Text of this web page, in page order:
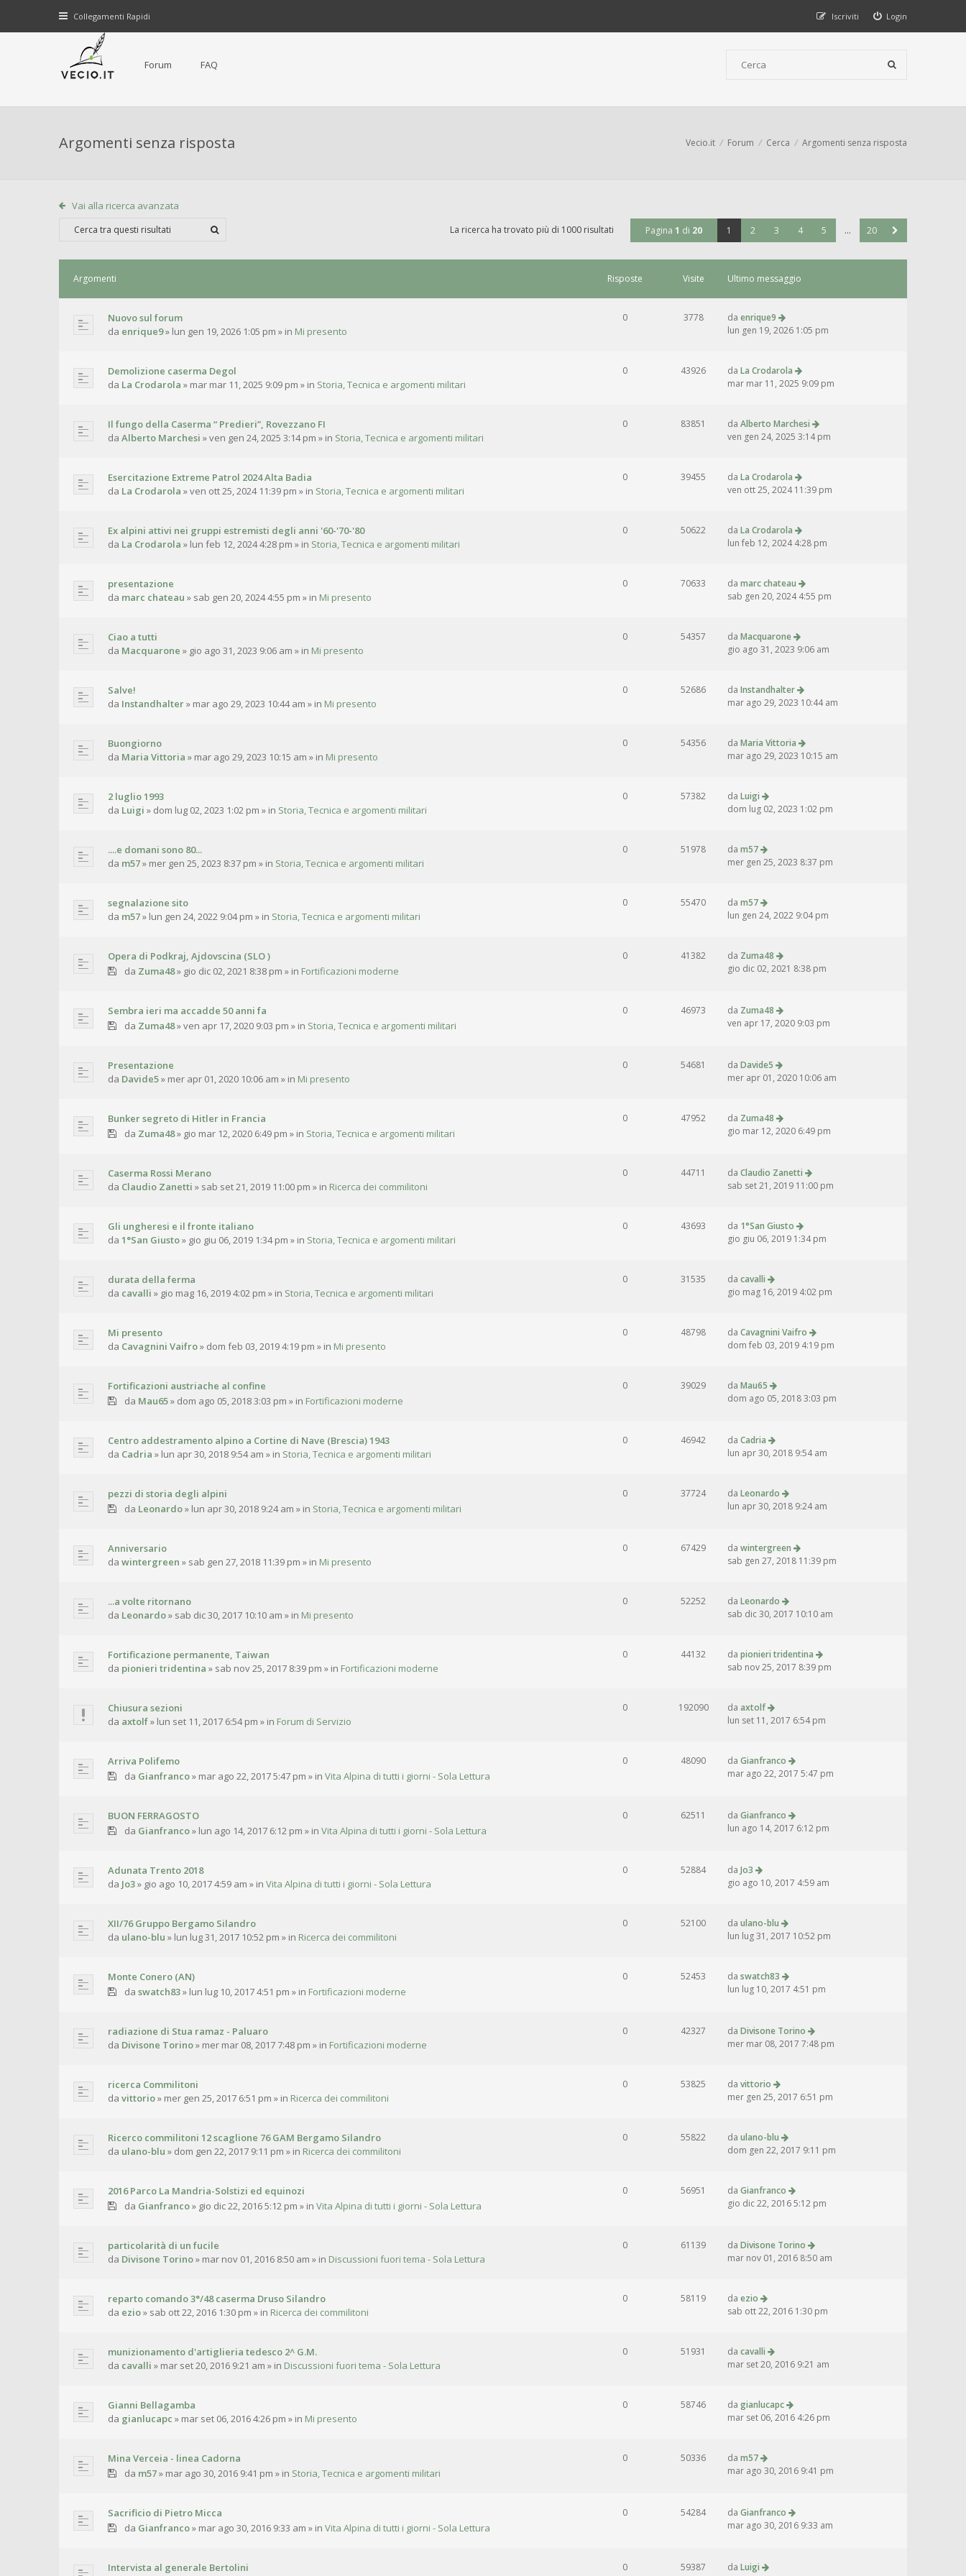
Collegamenti Rapidi Login
Iscriviti
Forum FAQ
Argomenti senza risposta Vecio.it Forum Cerca Argomenti senza risposta
Vai alla ricerca avanzata
La ricerca ha trovato più di 1000 risultati Pagina 1 di 20 1 2 3 4 5 … 20
Argomenti Risposte Visite Ultimo messaggio
Nuovo sul forum
da enrique9» lun gen 19, 2026 1:05 pm » in Mi presento
0 3778 da enrique9
lun gen 19, 2026 1:05 pm
Demolizione caserma Degol
da La Crodarola » mar mar 11, 2025 9:09 pm » in Storia, Tecnica e argomenti militari
0 43926 da La Crodarola
mar mar 11, 2025 9:09 pm
Il fungo della Caserma “ Predieri”, Rovezzano FI
da Alberto Marchesi »ven gen 24, 2025 3:14 pm » in Storia, Tecnica e argomenti militari
0 83851 da Alberto Marchesi
ven gen 24, 2025 3:14 pm
Esercitazione Extreme Patrol 2024 Alta Badia
da La Crodarola »ven ott 25, 2024 11:39 pm » in Storia, Tecnica e argomenti militari
0 39455 da La Crodarola
ven ott 25, 2024 11:39 pm
Ex alpini attivi nei gruppi estremisti degli anni '60-'70-'80
da La Crodarola » lun feb 12, 2024 4:28 pm » in Storia, Tecnica e argomenti militari
0 50622 da La Crodarola
lun feb 12, 2024 4:28 pm
presentazione
da marc chateau » sab gen 20, 2024 4:55 pm » in Mi presento
0 70633 da marc chateau
sab gen 20, 2024 4:55 pm
Ciao a tutti
da Macquarone » gio ago 31, 2023 9:06 am » in Mi presento
0 54357 da Macquarone
gio ago 31, 2023 9:06 am
Salve!
da Instandhalter» mar ago 29, 2023 10:44 am » in Mi presento
0 52686 da Instandhalter
mar ago 29, 2023 10:44 am
Buongiorno
da Maria Vittoria » mar ago 29, 2023 10:15 am » in Mi presento
0 54356 da Maria Vittoria
mar ago 29, 2023 10:15 am
2 luglio 1993
da Luigi » dom lug 02, 2023 1:02 pm » in Storia, Tecnica e argomenti militari
0 57382 da Luigi
dom lug 02, 2023 1:02 pm
....e domani sono 80...
da m57» mer gen 25, 2023 8:37 pm » in Storia, Tecnica e argomenti militari
0 51978 da m57
mer gen 25, 2023 8:37 pm
segnalazione sito
da m57» lun gen 24, 2022 9:04 pm » in Storia, Tecnica e argomenti militari
0 55470 da m57
lun gen 24, 2022 9:04 pm
Opera di Podkraj, Ajdovscina (SLO )
da Zuma48» gio dic 02, 2021 8:38 pm » in Fortificazioni moderne
0 41382 da Zuma48
gio dic 02, 2021 8:38 pm
Sembra ieri ma accadde 50 anni fa
da Zuma48»ven apr 17, 2020 9:03 pm » in Storia, Tecnica e argomenti militari
0 46973 da Zuma48
ven apr 17, 2020 9:03 pm
Presentazione
da Davide5» mer apr 01, 2020 10:06 am » in Mi presento
0 54681 da Davide5
mer apr 01, 2020 10:06 am
Bunker segreto di Hitler in Francia
da Zuma48» gio mar 12, 2020 6:49 pm » in Storia, Tecnica e argomenti militari
0 47952 da Zuma48
gio mar 12, 2020 6:49 pm
Caserma Rossi Merano
da Claudio Zanetti » sab set 21, 2019 11:00 pm » in Ricerca dei commilitoni
0 44711 da Claudio Zanetti
sab set 21, 2019 11:00 pm
Gli ungheresi e il fronte italiano
da 1°San Giusto» gio giu 06, 2019 1:34 pm » in Storia, Tecnica e argomenti militari
0 43693 da 1°San Giusto
gio giu 06, 2019 1:34 pm
durata della ferma
da cavalli » gio mag 16, 2019 4:02 pm » in Storia, Tecnica e argomenti militari
0 31535 da cavalli
gio mag 16, 2019 4:02 pm
Mi presento
da Cavagnini Vaifro» dom feb 03, 2019 4:19 pm » in Mi presento
0 48798 da Cavagnini Vaifro
dom feb 03, 2019 4:19 pm
Fortificazioni austriache al confine
da Mau65» dom ago 05, 2018 3:03 pm » in Fortificazioni moderne
0 39029 da Mau65
dom ago 05, 2018 3:03 pm
Centro addestramento alpino a Cortine di Nave (Brescia) 1943
da Cadria » lun apr 30, 2018 9:54 am » in Storia, Tecnica e argomenti militari
0 46942 da Cadria
lun apr 30, 2018 9:54 am
pezzi di storia degli alpini
da Leonardo» lun apr 30, 2018 9:24 am » in Storia, Tecnica e argomenti militari
0 37724 da Leonardo
lun apr 30, 2018 9:24 am
Anniversario
da wintergreen » sab gen 27, 2018 11:39 pm » in Mi presento
0 67429 da wintergreen
sab gen 27, 2018 11:39 pm
...a volte ritornano
da Leonardo» sab dic 30, 2017 10:10 am » in Mi presento
0 52252 da Leonardo
sab dic 30, 2017 10:10 am
Fortificazione permanente, Taiwan
da pionieri tridentina » sab nov 25, 2017 8:39 pm » in Fortificazioni moderne
0 44132 da pionieri tridentina
sab nov 25, 2017 8:39 pm
Chiusura sezioni
da axtolf» lun set 11, 2017 6:54 pm » in Forum di Servizio
0 192090 da axtolf
lun set 11, 2017 6:54 pm
Arriva Polifemo
da Gianfranco» mar ago 22, 2017 5:47 pm » in Vita Alpina di tutti i giorni - Sola Lettura
0 48090 da Gianfranco
mar ago 22, 2017 5:47 pm
BUON FERRAGOSTO
da Gianfranco» lun ago 14, 2017 6:12 pm » in Vita Alpina di tutti i giorni - Sola Lettura
0 62511 da Gianfranco
lun ago 14, 2017 6:12 pm
Adunata Trento 2018
da Jo3» gio ago 10, 2017 4:59 am » in Vita Alpina di tutti i giorni - Sola Lettura
0 52884 da Jo3
gio ago 10, 2017 4:59 am
XII/76 Gruppo Bergamo Silandro
da ulano-blu » lun lug 31, 2017 10:52 pm » in Ricerca dei commilitoni
0 52100 da ulano-blu
lun lug 31, 2017 10:52 pm
Monte Conero (AN)
da swatch83» lun lug 10, 2017 4:51 pm » in Fortificazioni moderne
0 52453 da swatch83
lun lug 10, 2017 4:51 pm
radiazione di Stua ramaz - Paluaro
da Divisone Torino» mer mar 08, 2017 7:48 pm » in Fortificazioni moderne
0 42327 da Divisone Torino
mer mar 08, 2017 7:48 pm
ricerca Commilitoni
da vittorio» mer gen 25, 2017 6:51 pm » in Ricerca dei commilitoni
0 53825 da vittorio
mer gen 25, 2017 6:51 pm
Ricerco commilitoni 12 scaglione 76 GAM Bergamo Silandro
da ulano-blu » dom gen 22, 2017 9:11 pm » in Ricerca dei commilitoni
0 55822 da ulano-blu
dom gen 22, 2017 9:11 pm
2016 Parco La Mandria-Solstizi ed equinozi
da Gianfranco» gio dic 22, 2016 5:12 pm » in Vita Alpina di tutti i giorni - Sola Lettura
0 56951 da Gianfranco
gio dic 22, 2016 5:12 pm
particolarità di un fucile
da Divisone Torino» mar nov 01, 2016 8:50 am » in Discussioni fuori tema - Sola Lettura
0 61139 da Divisone Torino
mar nov 01, 2016 8:50 am
reparto comando 3°/48 caserma Druso Silandro
da ezio» sab ott 22, 2016 1:30 pm » in Ricerca dei commilitoni
0 58119 da ezio
sab ott 22, 2016 1:30 pm
munizionamento d'artiglieria tedesco 2^ G.M.
da cavalli » mar set 20, 2016 9:21 am » in Discussioni fuori tema - Sola Lettura
0 51931 da cavalli
mar set 20, 2016 9:21 am
Gianni Bellagamba
da gianlucapc » mar set 06, 2016 4:26 pm » in Mi presento
0 58746 da gianlucapc
mar set 06, 2016 4:26 pm
Mina Verceia - linea Cadorna
da m57» mar ago 30, 2016 9:41 pm » in Storia, Tecnica e argomenti militari
0 50336 da m57
mar ago 30, 2016 9:41 pm
Sacrificio di Pietro Micca
da Gianfranco» mar ago 30, 2016 9:33 am » in Vita Alpina di tutti i giorni - Sola Lettura
0 54284 da Gianfranco
mar ago 30, 2016 9:33 am
Intervista al generale Bertolini
0 59387 da Luigi